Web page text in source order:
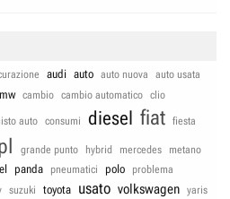
audi auto auto nuova
auto usata
cambio cambio automatico clio
auto consumi diesel fiat fiesta
grande punto hybrid mercedes
metano
panda pneumatici polo
problema
suzuki toyota usato volkswagen yaris